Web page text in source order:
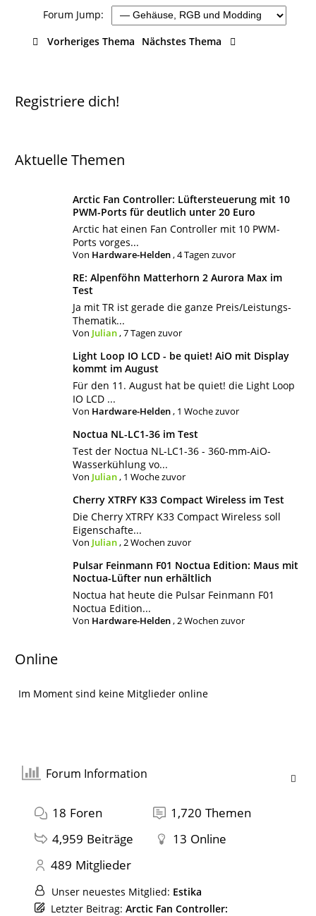
Forum Jump:
Vorheriges Thema
Nächstes Thema
Registriere dich!
Aktuelle Themen
Arctic Fan Controller: Lüftersteuerung mit 10
PWM-Ports für deutlich unter 20 Euro
Arctic hat einen Fan Controller mit 10 PWM-
Ports vorges...
Von Hardware-Helden,4 Tagen zuvor
RE: Alpenföhn Matterhorn 2 Aurora Max im
Test
Ja mit TR ist gerade die ganze Preis/Leistungs-
Thematik...
Von Julian,7 Tagen zuvor
Light Loop IO LCD - be quiet! AiO mit Display
kommt im August
Für den 11. August hat be quiet! die Light Loop
IO LCD ...
Von Hardware-Helden, 1 Woche zuvor
Noctua NL-LC1-36 im Test
Test der Noctua NL-LC1-36 - 360-mm-AiO-
Wasserkühlung vo...
Von Julian, 1 Woche zuvor
Cherry XTRFY K33 Compact Wireless im Test
Die Cherry XTRFY K33 Compact Wireless soll
Eigenschafte...
Von Julian,2 Wochen zuvor
Pulsar Feinmann F01 Noctua Edition: Maus mit
Noctua-Lüfter nun erhältlich
Noctua hat heute die Pulsar Feinmann F01
Noctua Edition...
Von Hardware-Helden,2 Wochen zuvor
Online
Im Moment sind keine Mitglieder online
Forum Information
18 Foren 1,720 Themen
4,959 Beiträge 13 Online
489 Mitglieder
Unser neuestes Mitglied: Estika
Letzter Beitrag: Arctic Fan Controller: